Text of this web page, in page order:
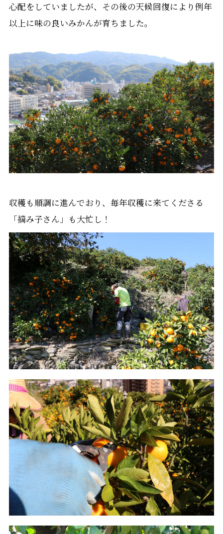
心配をしていましたが、その後の天候回復により例年
以上に味の良いみかんが育ちました。
収穫も順調に進んでおり、毎年収穫に来てくださる
「摘み子さん」も大忙し！